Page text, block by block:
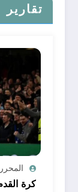
تقارير
المحرر
كرة